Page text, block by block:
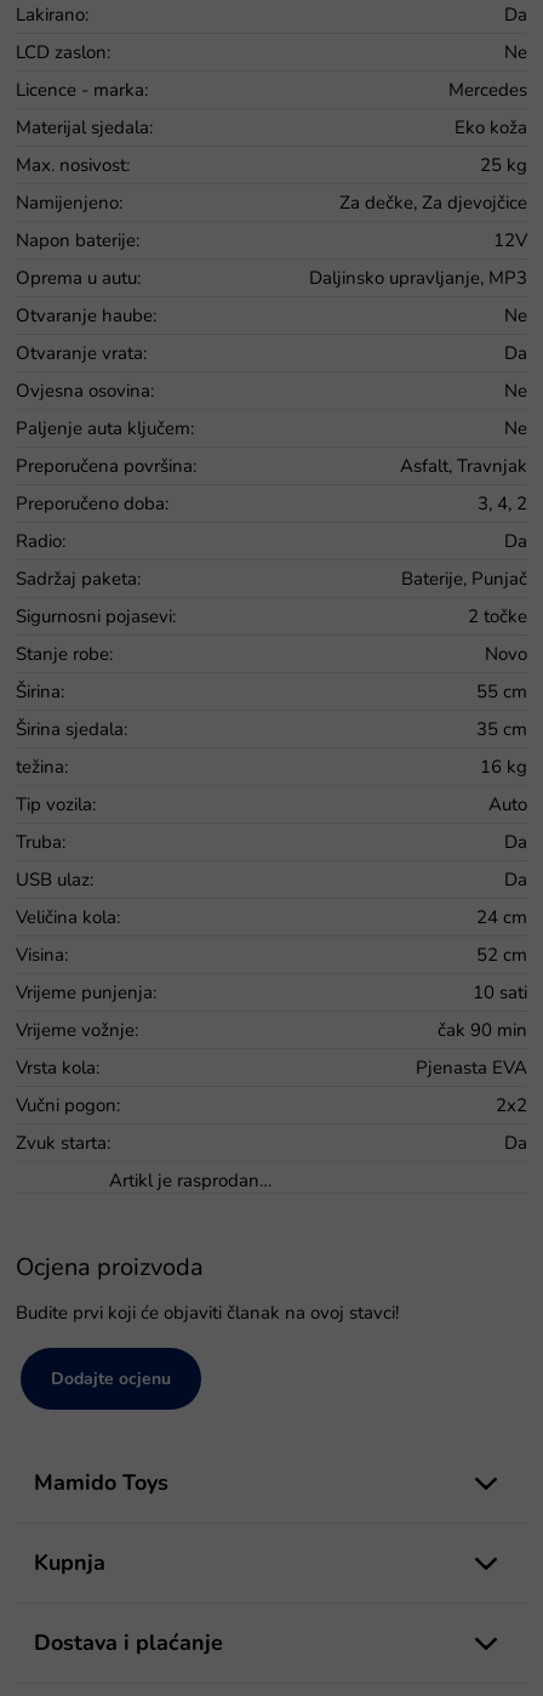
Lakirano:
Da
LCD zaslon:
Ne
Licence - marka:
Mercedes
Materijal sjedala:
Eko koža
Max. nosivost:
25 kg
Namijenjeno:
Za dečke, Za djevojčice
Napon baterije:
12V
Oprema u autu:
Daljinsko upravljanje, MP3
Otvaranje haube:
Ne
Otvaranje vrata:
Da
Ovjesna osovina:
Ne
Paljenje auta ključem:
Ne
Preporučena površina:
Asfalt, Travnjak
Preporučeno doba:
3, 4, 2
Radio:
Da
Sadržaj paketa:
Baterije, Punjač
Sigurnosni pojasevi:
2 točke
Stanje robe:
Novo
Širina:
55 cm
Širina sjedala:
35 cm
težina:
16 kg
Tip vozila:
Auto
Truba:
Da
USB ulaz:
Da
Veličina kola:
24 cm
Visina:
52 cm
Vrijeme punjenja:
10 sati
Vrijeme vožnje:
čak 90 min
Vrsta kola:
Pjenasta EVA
Vučni pogon:
2x2
Zvuk starta:
Da
Artikl je rasprodan…
Ocjena proizvoda
Budite prvi koji će objaviti članak na ovoj stavci!
Dodajte ocjenu
Mamido Toys
Kupnja
Dostava i plaćanje